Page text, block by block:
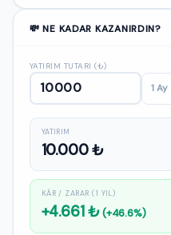
💸 NE KADAR KAZANIRDIN?
YATIRIM TUTARI (₺)
1 Ay
YATIRIM
10.000 ₺
KÂR / ZARAR (1 YIL)
+4.661 ₺(+46.6%)